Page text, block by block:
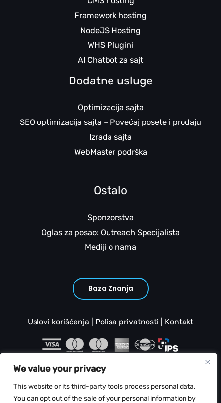
We value your privacy
This website or its third-party tools process personal data.
You can opt out of the sale of your personal information by
Framework hosting
NodeJS Hosting
WHS Plugini
AI Chatbot za sajt
Dodatne usluge
Optimizacija sajta
SEO optimizacija sajta – Povećaj posete i prodaju
Izrada sajta
WebMaster podrška
Ostalo
Sponzorstva
Oglas za posao: Outreach Specijalista
Mediji o nama
Baza Znanja
Uslovi korišćenja Polisa privatnosti Kontakt